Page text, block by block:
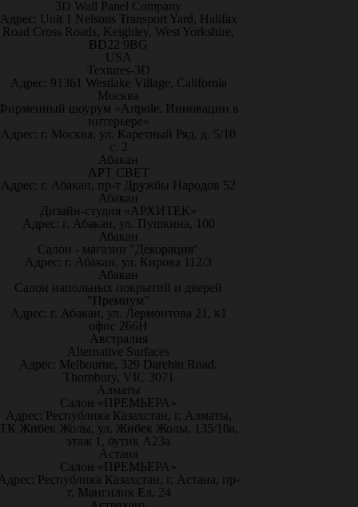
3D Wall Panel Company
Адрес: Unit 1 Nelsons Transport Yard, Halifax
Road Cross Roads, Keighley, West Yorkshire,
BD22 9BG
USA
Textures-3D
Адрес: 91361 Westlake Village, California
Москва
шоурум «Artpole. Инновации в
интерьере»
Адрес: г. Москва, ул. Каретный Ряд, д. 5/10
с. 2
Абакан
АРТ СВЕТ
Адрес: г. Абакан, пр-т Дружбы Народов 52
Абакан
Дизайн-студия «АРХИТЕК»
Адрес: г. Абакан, ул. Пушкина, 100
Абакан
Салон - магазин "Декорация"
Адрес: г. Абакан, ул. Кирова 112/3
Абакан
Салон напольных покрытий и дверей
"Премиум"
Адрес: г. Абакан, ул. Лермонтова 21, к1
офис 266Н
Австралия
Alternative Surfaces
Адрес: Melbourne, 329 Darebin Road,
Thornbury, VIC 3071
Алматы
Салон «ПРЕМЬЕРА»
Адрес: Республика Казахстан, г. Алматы,
Жибек Жолы, ул. Жибек Жолы, 135/10а,
этаж 1, бутик А23а
Астана
Салон «ПРЕМЬЕРА»
Республика Казахстан, г. Астана, пр-
т. Мангилик Ел, 24